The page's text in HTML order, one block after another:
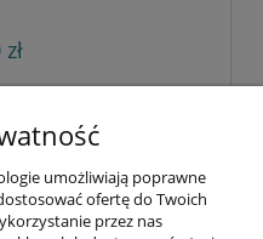
umożliwiają poprawne
ofertę do Twoich
przez nas